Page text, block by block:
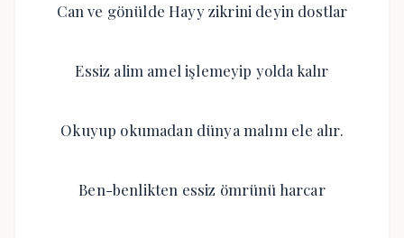
Can ve gönülde Hayy zikrini deyin dostlar
Essiz alim amel işlemeyip yolda kalır
Okuyup okumadan dünya malını ele alır.
Ben-benlikten essiz ömrünü harcar